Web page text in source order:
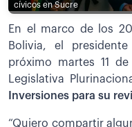
cívicos en Sucre
En el marco de los
Bolivia, el
próximo martes 11
Legislativa
Inversiones para su
“Quiero compartir